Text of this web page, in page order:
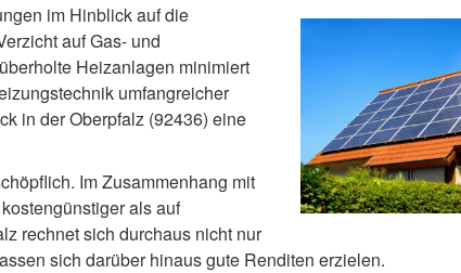
im Hinblick auf die
auf Gas- und
Heizanlagen minimiert
umfangreicher
in der Oberpfalz (92436) eine
Im Zusammenhang mit
als auf
rechnet sich durchaus nicht nur
sich darüber hinaus gute Renditen erzielen.